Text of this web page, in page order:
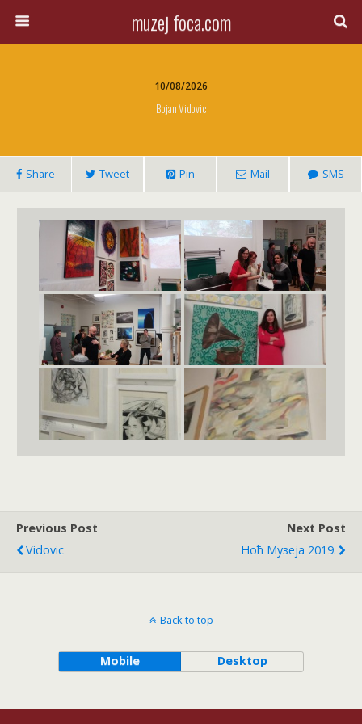
muzej foca.com
10/08/2026
Bojan Vidovic
Share Tweet Pin Mail SMS
Previous Post
Vidovic
Next Post
Ноћ Музеја 2019.
Back to top
Mobile Desktop